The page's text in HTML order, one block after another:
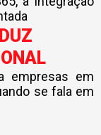
empresas em
se fala em